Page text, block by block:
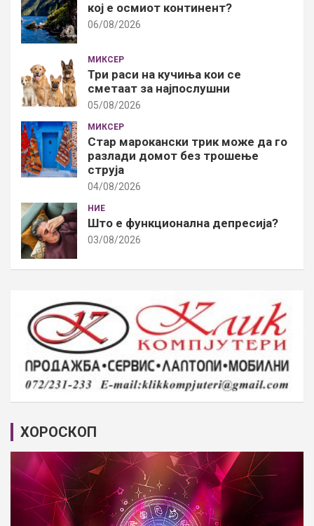
кој е осмиот континент?
06/08/2026
МИКСЕР
Три раси на кучиња кои се
сметаат за најпослушни
05/08/2026
МИКСЕР
Стар марокански трик може да го
разлади домот без трошење
струја
04/08/2026
НИЕ
Што е функционална депресија?
03/08/2026
ХОРОСКОП